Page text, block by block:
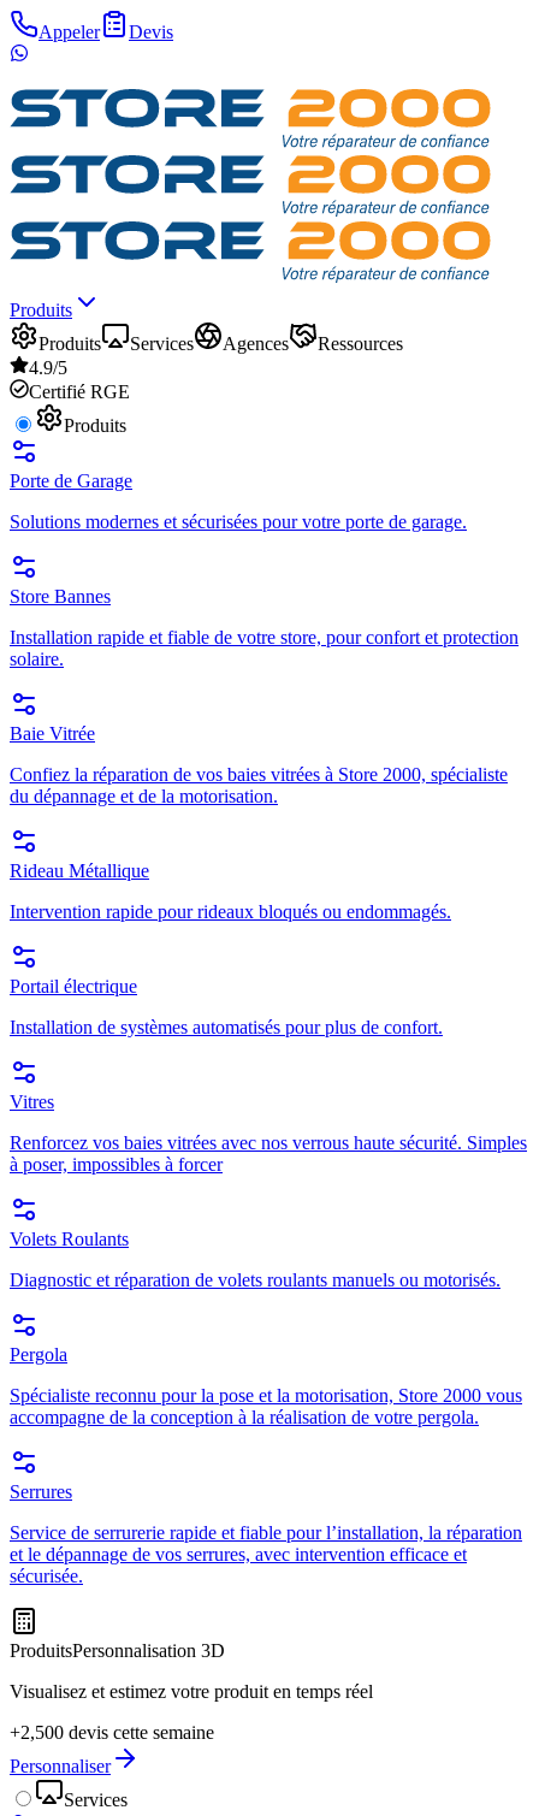
Appeler Devis
Produits
Produits
Services Agences
Ressources
4.9/5
Certifié RGE
Produits
Porte de Garage
Solutions modernes et sécurisées pour votre porte de garage.
Store Bannes
Installation rapide et fiable de votre store, pour confort et protection
solaire.
Baie Vitrée
Confiez la réparation de vos baies vitrées à Store 2000, spécialiste
du dépannage et de la motorisation.
Rideau Métallique
Intervention rapide pour rideaux bloqués ou endommagés.
Portail électrique
Installation de systèmes automatisés pour plus de confort.
Vitres
Renforcez vos baies vitrées avec nos verrous haute sécurité. Simples
à poser, impossibles à forcer
Volets Roulants
Diagnostic et réparation de volets roulants manuels ou motorisés.
Pergola
Spécialiste reconnu pour la pose et la motorisation, Store 2000 vous
accompagne de la conception à la réalisation de votre pergola.
Serrures
Service de serrurerie rapide et fiable pour l’installation, la réparation
et le dépannage de vos serrures, avec intervention efficace et
sécurisée.
ProduitsPersonnalisation 3D
Visualisez et estimez votre produit en temps réel
+2,500 devis cette semaine
Personnaliser
Services